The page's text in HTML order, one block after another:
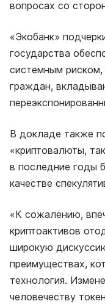
вопросах со
«Экобанк»
государства
системным
граждан,
В докладе также
«криптовалюты,
в последние годы
качестве
«К сожалению,
криптоактивов
широкую
преимуществах,
технология.
человечеству